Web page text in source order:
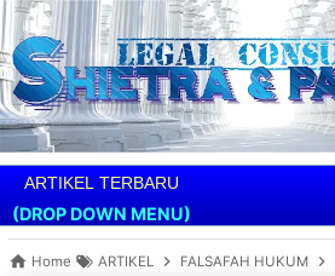
(DROP DOWN MENU)
Home ARTIKEL FALSAFAH HUKUM